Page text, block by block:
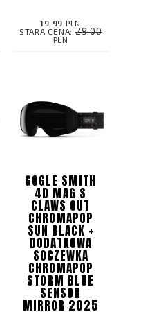
19.99 PLN
STARA CENA:29.00
PLN
GOGLE SMITH
4D MAG S
CLAWS OUT
CHROMAPOP
SUN BLACK +
DODATKOWA
SOCZEWKA
CHROMAPOP
STORM BLUE
SENSOR
MIRROR 2025